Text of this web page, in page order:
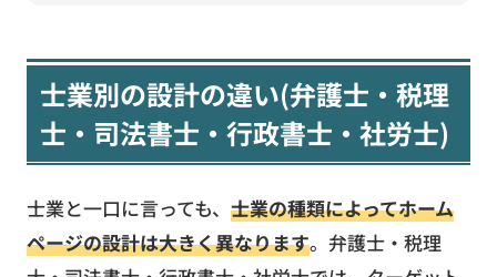
士業別の設計の違い(弁護士・税理
士・司法書士・行政書士・社労士)
士業と一口に言っても、 士業の種類によってホーム
ページの設計は大きく異なります。弁護士・税理